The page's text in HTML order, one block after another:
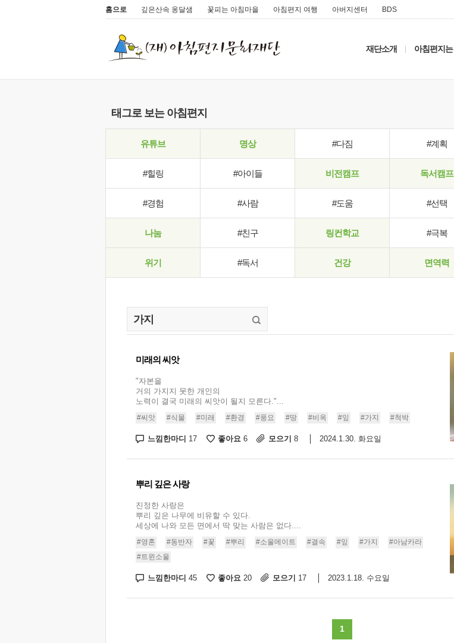
홈으로 깊은산속 옹달샘 꽃피는 아침마을 아침편지 여행 아버지센터 BDS
재단소개 아침편지는
태그로 보는 아침편지
유튜브 명상 #다짐 #계획
#힐링 #아이들 비전캠프 독서캠프
#경험 #사람 #도움 #선택
나눔 #친구 링컨학교 #극복
위기 #독서 건강 면역력
미래의 씨앗
"자본을
거의 가지지 못한 개인의
노력이 결국 미래의 씨앗이 될지 모른다."...
#씨앗 #식물 #미래 #환경 #풍요 #땅 #비옥 #잎 #가지 #척박
느낌한마디 17 좋아요 6 모으기 8 2024.1.30. 화요일
뿌리 깊은 사랑
진정한 사랑은
뿌리 깊은 나무에 비유할 수 있다.
세상에 나와 모든 면에서 딱 맞는 사람은 없다....
#영혼 #동반자 #꽃 #뿌리 #소울메이트 #결속 #잎 #가지
#아남카라
#트윈소울
느낌한마디 45 좋아요 20 모으기 17 2023.1.18. 수요일
1